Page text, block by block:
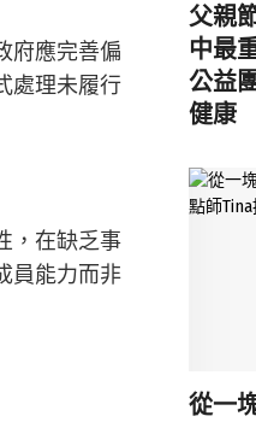
府應完善偏
處理未履行
，在缺乏事
員能力而非
父親
中最
公益
健康
從一